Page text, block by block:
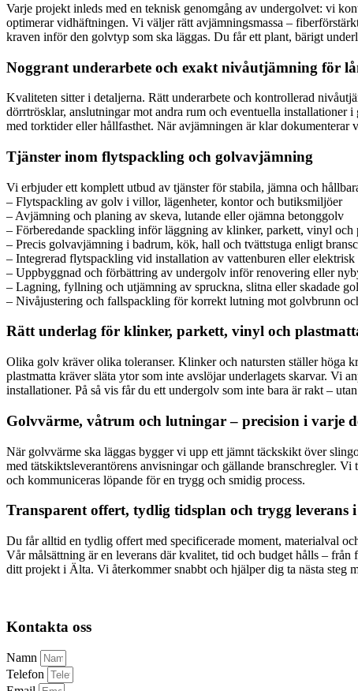
Varje projekt inleds med en teknisk genomgång av undergolvet: vi
optimerar vidhäftningen. Vi väljer rätt avjämningsmassa –
kraven inför den golvtyp som ska läggas. Du får ett plant, bärigt
Noggrant underarbete och exakt nivåutjämning för
Kvaliteten sitter i detaljerna. Rätt underarbete och kontrollerad
dörrtrösklar, anslutningar mot andra rum och eventuella
med torktider eller hållfasthet. När avjämningen är klar
Tjänster inom flytspackling och golvavjämning
Vi erbjuder ett komplett utbud av tjänster för stabila, jämna och
– Flytspackling av golv i villor, lägenheter, kontor och butiksmiljöer
– Avjämning och planing av skeva, lutande eller ojämna betonggolv
– Förberedande spackling inför läggning av klinker, parkett, vinyl och
– Precis golvavjämning i badrum, kök, hall och tvättstuga enligt
– Integrerad flytspackling vid installation av vattenburen eller
– Uppbyggnad och förbättring av undergolv inför renovering eller
– Lagning, fyllning och utjämning av spruckna, slitna eller skadade
– Nivåjustering och fallspackling för korrekt lutning mot golvbrunn
Rätt underlag för klinker, parkett, vinyl och
Olika golv kräver olika toleranser. Klinker och natursten ställer höga
plastmatta kräver släta ytor som inte avslöjar underlagets skarvar. Vi
installationer. På så vis får du ett undergolv som inte bara är rakt –
Golvvärme, våtrum och lutningar – precision i varje
När golvvärme ska läggas bygger vi upp ett jämnt täckskikt över
med tätskiktsleverantörens anvisningar och gällande branschregler.
och kommuniceras löpande för en trygg och smidig process.
Transparent offert, tydlig tidsplan och trygg leverans
Du får alltid en tydlig offert med specificerade moment, materialval
Vår målsättning är en leverans där kvalitet, tid och budget hålls –
ditt projekt i Älta. Vi återkommer snabbt och hjälper dig ta nästa steg
Kontakta oss
Namn
Telefon